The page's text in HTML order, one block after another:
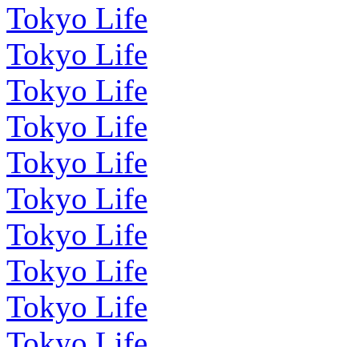
Tokyo Life
Tokyo Life
Tokyo Life
Tokyo Life
Tokyo Life
Tokyo Life
Tokyo Life
Tokyo Life
Tokyo Life